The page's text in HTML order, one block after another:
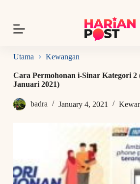
p
o
n
Utama Kewangan
Cara Permohonan i-Sinar Kategori 2
Januari 2021)
badra January 4, 2021